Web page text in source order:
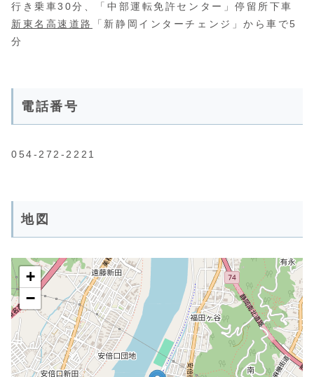
行き乗車30分、「中部運転免許センター」停留所下車
新東名高速道路
「新静岡インターチェンジ」から車で5
分
電話番号
054-272-2221
地図